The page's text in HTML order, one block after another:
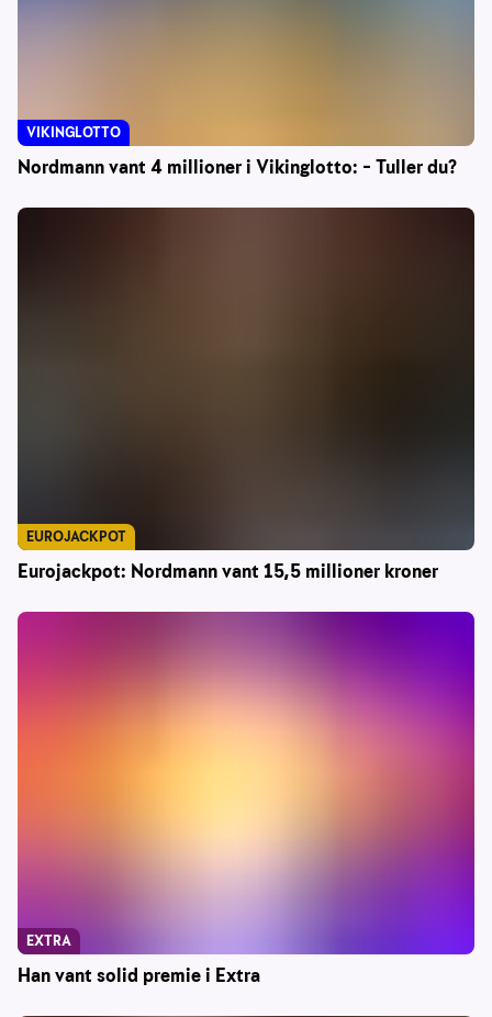
Nordmann vant 4 millioner i Vikinglotto: – Tuller du?
VIKINGLOTTO
Eurojackpot: Nordmann vant 15,5 millioner kroner
EUROJACKPOT
Han vant solid premie i Extra
EXTRA